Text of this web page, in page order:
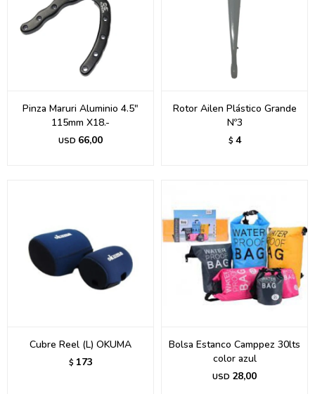
Pinza Maruri Aluminio 4.5"
115mm X18.-
USD 66,00
Rotor Ailen Plástico Grande
Nº3
$ 4
Cubre Reel (L) OKUMA
$ 173
Bolsa Estanco Camppez 30lts
color azul
USD 28,00